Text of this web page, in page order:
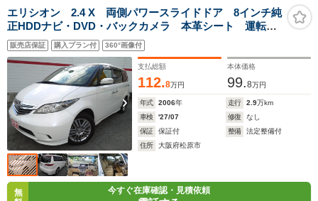
エリシオン 2.4 X 両側パワースライドドア 8インチ純
正HDDナビ・DVD・バックカメラ 本革シート 運転
席・助手席シートヒーター 17インチ純正AW 左右独立
エアコン HIDヘッドランプ ETC スマートキーシステ
ム
販売店保証 購入プラン付 360°画像付
支払総額
112.8万円
本体価格
99.8万円
年式 2006年 走行 2.9万km
車検
'27/07 修復
なし
保証
保証付 整備
法定整備付
住所
大阪府松原市
無
今すぐ在庫確認・見積依頼